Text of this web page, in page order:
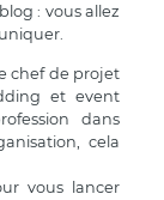
: vous allez
chef de projet
et event
dans
cela
vous lancer